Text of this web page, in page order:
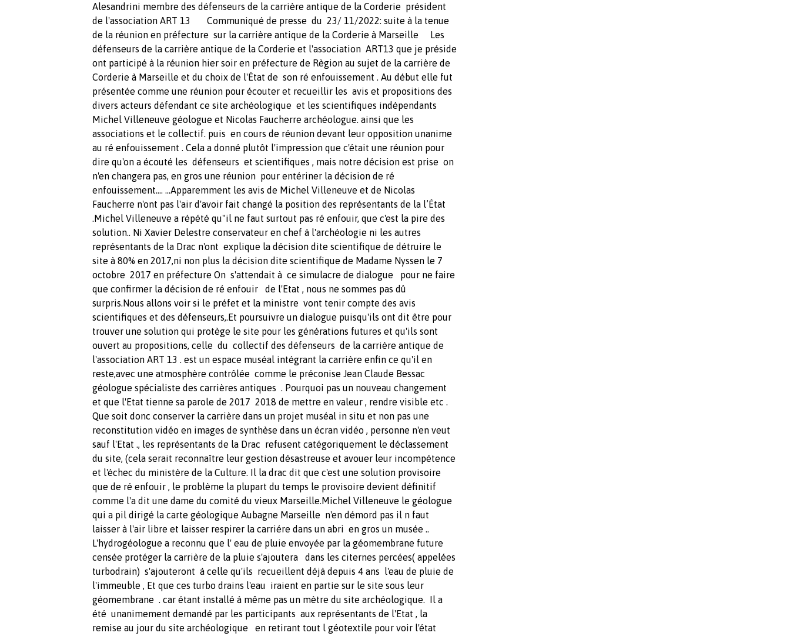
Alesandrini membre des défenseurs de la carrière antique de la Corderie président
de l'association ART 13 Communiqué de presse du 23/ 11/2022: suite à la tenue
de la réunion en préfecture sur la carrière antique de la Corderie à Marseille Les
défenseurs de la carrière antique de la Corderie et l'association ART13 que je préside
ont participé à la réunion hier soir en préfecture de Règion au sujet de la carrière de
Corderie à Marseille et du choix de l'État de son ré enfouissement . Au début elle fut
présentée comme une réunion pour écouter et recueillir les avis et propositions des
divers acteurs défendant ce site archéologique et les scientifiques indépendants
Michel Villeneuve géologue et Nicolas Faucherre archéologue. ainsi que les
associations et le collectif. puis en cours de réunion devant leur opposition unanime
au ré enfouissement . Cela a donné plutôt l'impression que c'était une réunion pour
dire qu'on a écouté les défenseurs et scientifiques , mais notre décision est prise on
n'en changera pas, en gros une réunion pour entériner la décision de ré
enfouissement.... ...Apparemment les avis de Michel Villeneuve et de Nicolas
Faucherre n'ont pas l'air d'avoir fait changé la position des représentants de la l’État
.Michel Villeneuve a répété qu"il ne faut surtout pas ré enfouir, que c'est la pire des
solution.. Ni Xavier Delestre conservateur en chef à l'archéologie ni les autres
représentants de la Drac n'ont explique la décision dite scientifique de détruire le
site à 80% en 2017,ni non plus la décision dite scientifique de Madame Nyssen le 7
octobre 2017 en préfecture On s'attendait à ce simulacre de dialogue pour ne faire
que confirmer la décision de ré enfouir de l'Etat , nous ne sommes pas dû
surpris.Nous allons voir si le préfet et la ministre vont tenir compte des avis
scientifiques et des défenseurs,.Et poursuivre un dialogue puisqu'ils ont dit être pour
trouver une solution qui protège le site pour les générations futures et qu'ils sont
ouvert au propositions, celle du collectif des défenseurs de la carrière antique de
l'association ART 13 . est un espace muséal intégrant la carrière enfin ce qu'il en
reste,avec une atmosphère contrôlée comme le préconise Jean Claude Bessac
géologue spécialiste des carrières antiques . Pourquoi pas un nouveau changement
et que l'Etat tienne sa parole de 2017 2018 de mettre en valeur , rendre visible etc .
Que soit donc conserver la carrière dans un projet muséal in situ et non pas une
reconstitution vidéo en images de synthèse dans un écran vidéo , personne n'en veut
sauf l'Etat ., les représentants de la Drac refusent catégoriquement le déclassement
du site, (cela serait reconnaître leur gestion désastreuse et avouer leur incompétence
et l'échec du ministère de la Culture. Il la drac dit que c'est une solution provisoire
que de ré enfouir , le problème la plupart du temps le provisoire devient définitif
comme l'a dit une dame du comité du vieux Marseille.Michel Villeneuve le géologue
qui a pil dirigé la carte géologique Aubagne Marseille n'en démord pas il n faut
laisser à l'air libre et laisser respirer la carriére dans un abri en gros un musée ..
L'hydrogéologue a reconnu que l' eau de pluie envoyée par la géomembrane future
censée protéger la carrière de la pluie s'ajoutera dans les citernes percées( appelées
turbodrain) s'ajouteront à celle qu'ils recueillent déjà depuis 4 ans l'eau de pluie de
l'immeuble , Et que ces turbo drains l'eau iraient en partie sur le site sous leur
géomembrane . car étant installé à même pas un mètre du site archéologique. Il a
été unanimement demandé par les participants aux représentants de l'Etat , la
remise au jour du site archéologique en retirant tout l géotextile pour voir l'état